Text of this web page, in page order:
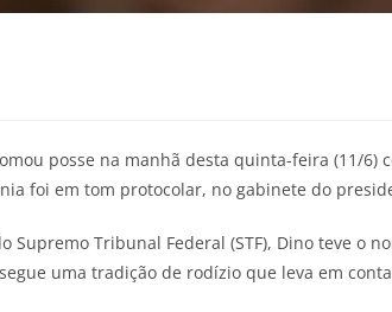
posse na manhã desta quinta-feira (11/
foi em tom protocolar, no gabinete do
Supremo Tribunal Federal (STF), Dino teve o
uma tradição de rodízio que leva em